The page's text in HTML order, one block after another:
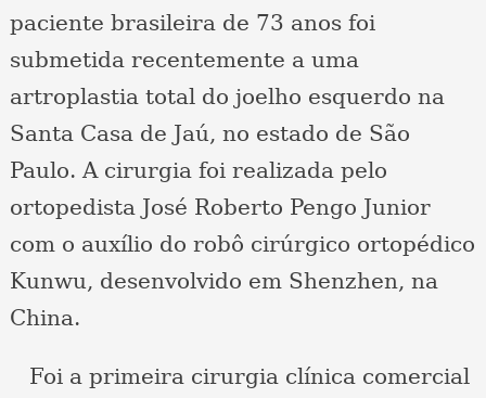
paciente brasileira de 73 anos foi
submetida recentemente a uma
artroplastia total do joelho esquerdo na
Santa Casa de Jaú, no estado de São
Paulo. A cirurgia foi realizada pelo
ortopedista José Roberto Pengo Junior
com o auxílio do robô cirúrgico ortopédico
Kunwu, desenvolvido em Shenzhen, na
China.
Foi a primeira cirurgia clínica comercial